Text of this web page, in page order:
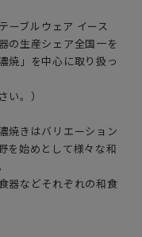
ーブルウェア イース
の生産シェア全国一を
焼」を中心に取り扱っ
い。）
焼きはバリエーション
を始めとして様々な和
器などそれぞれの和食